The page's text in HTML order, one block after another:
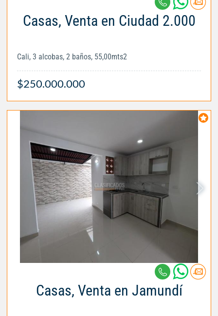
Casas, Venta en Ciudad 2.000
Cali, 3 alcobas, 2 baños, 55,00mts2
$250.000.000
Casas, Venta en Jamundí